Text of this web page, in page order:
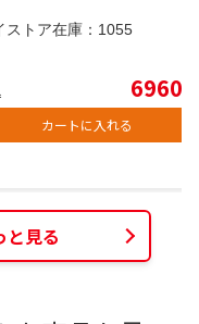
ストア在庫： 1055
6960
カートに入れる
と見る